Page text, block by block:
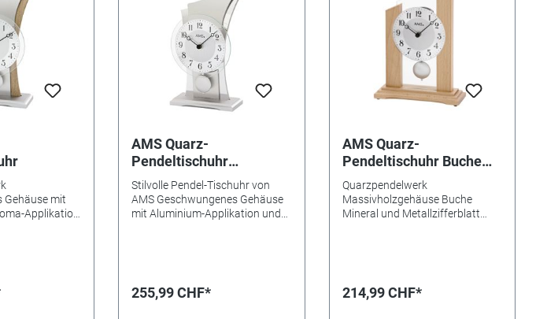
Gehäuse mit
Applikation
AMS Quarz-
Pendeltischuhr
Aluminium
Stilvolle Pendel-Tischuhr von
AMS Geschwungenes Gehäuse
mit Aluminium-Applikation und
255,99 CHF*
AMS Quarz-
Pendeltischuhr Buche
massiv
Quarzpendelwerk
Massivholzgehäuse Buche
Mineral und Metallzifferblatt
214,99 CHF*